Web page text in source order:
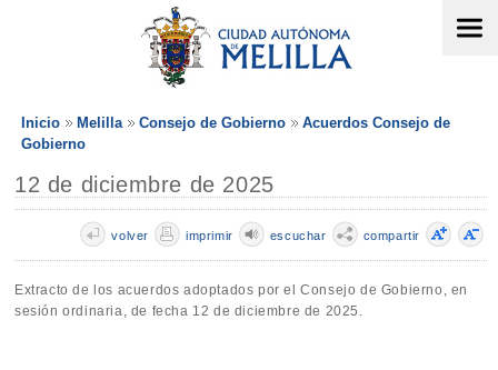
Inicio Melilla Consejo de Gobierno
Acuerdos Consejo de
Gobierno
12 de diciembre de 2025
compartir
escuchar
imprimir
volver
Extracto de los acuerdos adoptados por el Consejo de Gobierno, en
sesión ordinaria, de fecha 12 de diciembre de 2025.